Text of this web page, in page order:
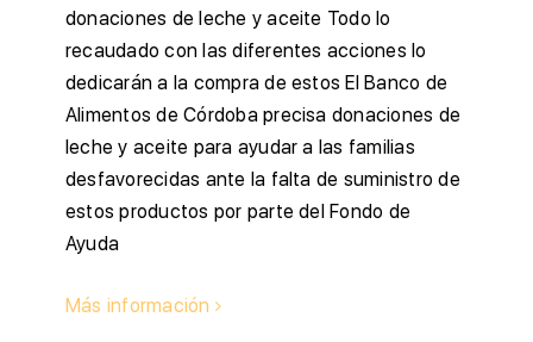
donaciones de leche y aceite Todo lo
recaudado con las diferentes acciones lo
dedicarán a la compra de estos El Banco de
Alimentos de Córdoba precisa donaciones de
leche y aceite para ayudar a las familias
desfavorecidas ante la falta de suministro de
estos productos por parte del Fondo de
Ayuda
Más información